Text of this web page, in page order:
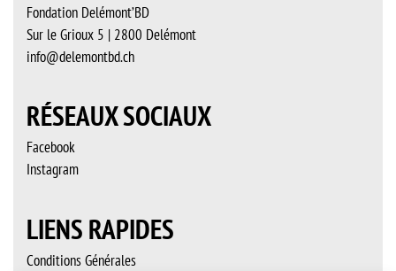
Fondation Delémont’BD
Sur le Grioux 5 | 2800 Delémont
info@delemontbd.ch
RÉSEAUX SOCIAUX
Facebook
Instagram
LIENS RAPIDES
Conditions Générales